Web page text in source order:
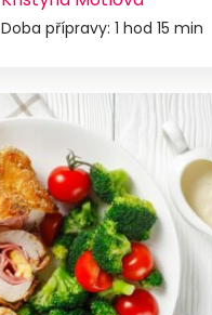
Doba přípravy: 1 hod 15 min